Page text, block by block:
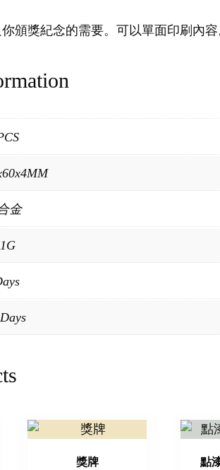
頒獎紀念的需要。可以單面印刷內容
金
獎牌 點